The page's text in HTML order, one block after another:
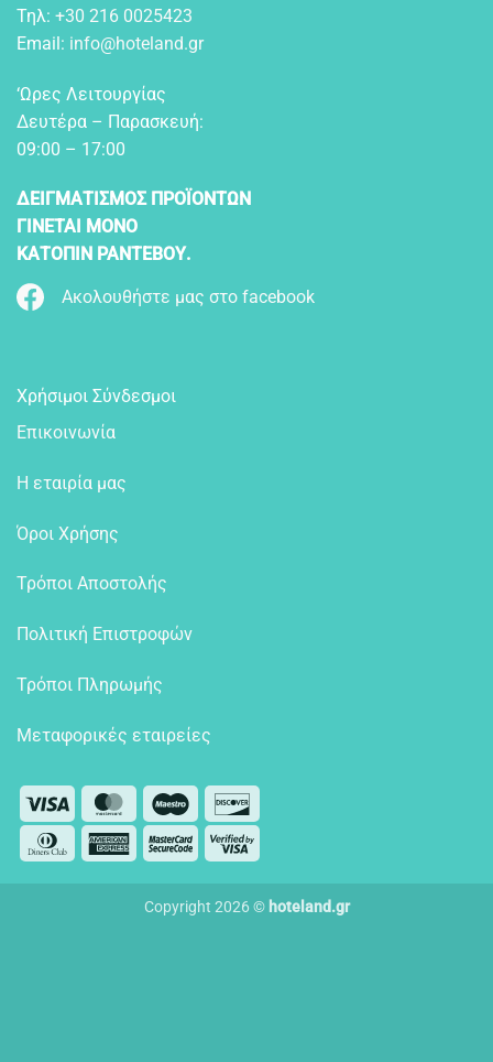
Τηλ: +30 216 0025423
Email: info@hoteland.gr
‘Ωρες Λειτουργίας
Δευτέρα – Παρασκευή:
09:00 – 17:00
ΔΕΙΓΜΑΤΙΣΜΟΣ ΠΡΟΪΟΝΤΩΝ
ΓΙΝΕΤΑΙ ΜΟΝΟ
ΚΑΤΟΠΙΝ ΡΑΝΤΕΒΟΥ.
Ακολουθήστε μας στο facebook
Χρήσιμοι Σύνδεσμοι
Επικοινωνία
Η εταιρία μας
Όροι Χρήσης
Τρόποι Αποστολής
Πολιτική Επιστροφών
Τρόποι Πληρωμής
Μεταφορικές εταιρείες
Visa MasterCardMaestro
Dinners
AmericanMasterCard
Visa
Copyright 2026 ©hoteland.gr